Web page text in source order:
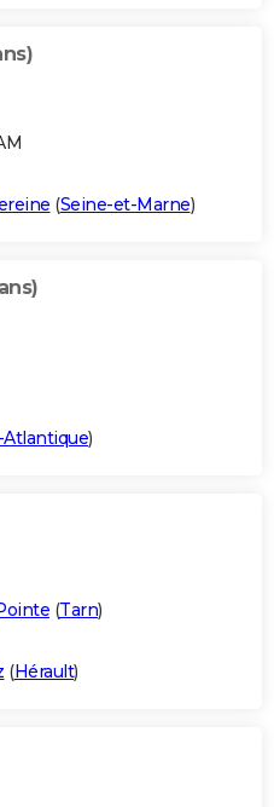
(Seine-et-Marne)
)
(Tarn)
(Hérault)